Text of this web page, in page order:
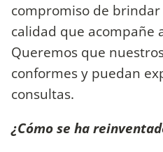
compromiso de
calidad que acompañe
Queremos que
conformes y puedan
consultas.
¿Cómo se ha